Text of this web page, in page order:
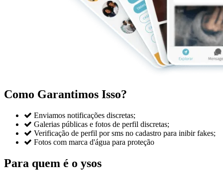
Como Garantimos Isso?
 Enviamos notificações discretas;
 Galerias públicas e fotos de perfil discretas;
 Verificação de perfil por sms no cadastro para inibir fakes;
 Fotos com marca d'água para proteção
Para quem é o ysos